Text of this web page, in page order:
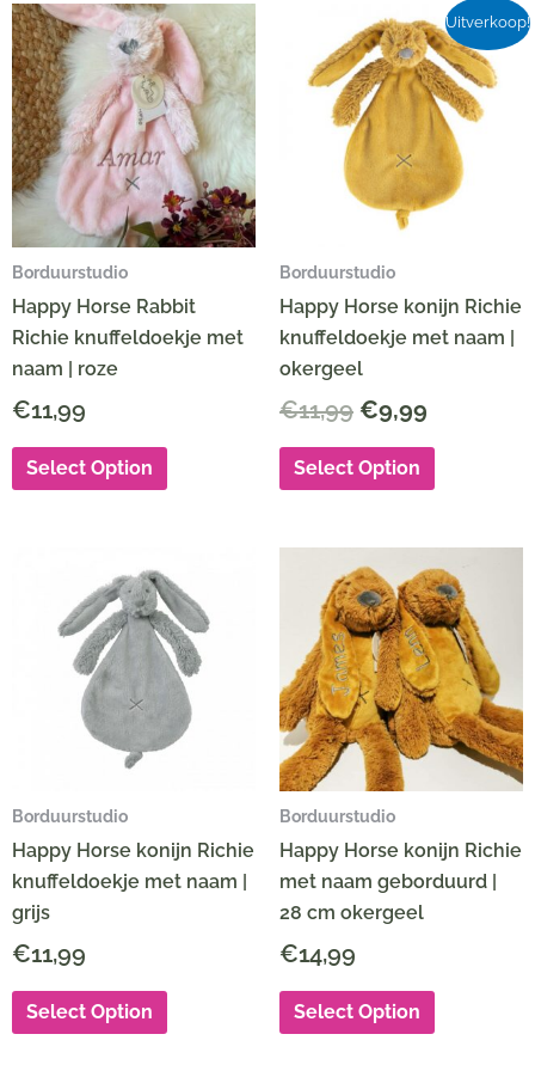
Borduurstudio
Happy Horse Rabbit
Richie knuffeldoekje met
naam | roze
€11,99
Select Option
Uitverkoop!
Borduurstudio
Happy Horse konijn Richie
knuffeldoekje met naam |
okergeel
€11,99
Oorspronkelijke
prijs
was:
€11,99.
€9,99
Huidige
prijs
is:
€9,99.
Select Option
Borduurstudio
Happy Horse konijn Richie
knuffeldoekje met naam |
grijs
€11,99
Select Option
Borduurstudio
Happy Horse konijn Richie
met naam geborduurd |
28 cm okergeel
€14,99
Select Option